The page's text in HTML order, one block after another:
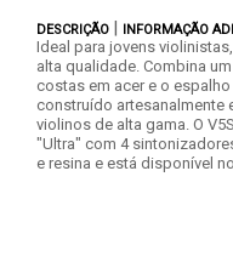
DESCRIÇÃO | INFORMAÇÃO
Ideal para jovens
alta qualidade. Combina
costas em acer e o
construído artesanalmente
violinos de alta gama. O
"Ultra" com 4
e resina e está disponível